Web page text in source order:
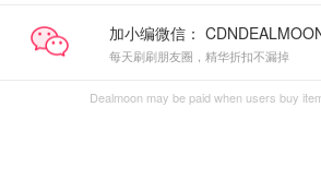
加小编微信：
每天刷刷朋友圈，精华折扣不漏掉
Dealmoon may be paid when users buy